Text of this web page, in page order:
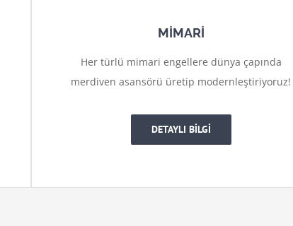
MİMARİ
Her türlü mimari engellere dünya çapında
merdiven asansörü üretip modernleştiriyoruz!
DETAYLI BİLGİ